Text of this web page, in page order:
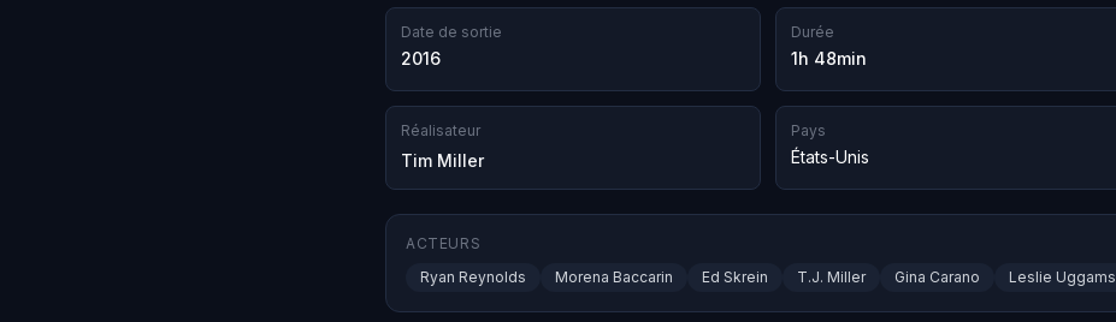
Date de sortie
2016
Durée
1h 48min
Réalisateur
Tim Miller
Pays
États-Unis
ACTEURS
Ryan Reynolds
Morena Baccarin Ed Skrein T.J. Miller Gina Carano Leslie Uggams